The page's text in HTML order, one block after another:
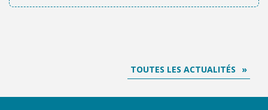
TOUTES LES ACTUALITÉS